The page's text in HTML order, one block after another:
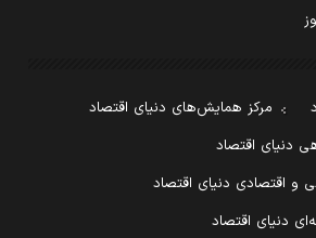
مرکز همایش‌های دنیای اقتصاد
دنیای اقتصاد
و اقتصادی دنیای اقتصاد
دنیای اقتصاد